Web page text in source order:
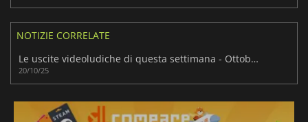
NOTIZIE CORRELATE
Le uscite videoludiche di questa settimana - Ottobre 2025 (Settimana 43)
20/10/25